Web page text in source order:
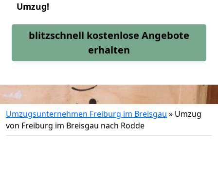
Umzug!
blitzschnell kostenlose Angebote
erhalten
Umzugsunternehmen Freiburg im Breisgau » Umzug
von Freiburg im Breisgau nach Rodde